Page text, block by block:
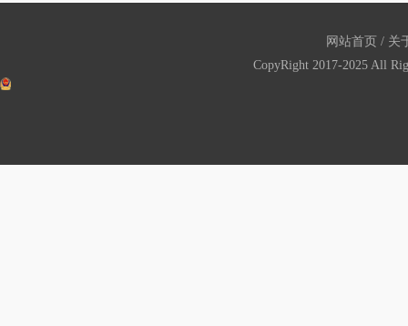
网站首页 / 关
CopyRight 2017-2025 All